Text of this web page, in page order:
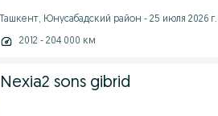
Ташкент, Юнусабадский район - 25 июля 2026 г.
2012 - 204 000 км
Nexia2 sons gibrid